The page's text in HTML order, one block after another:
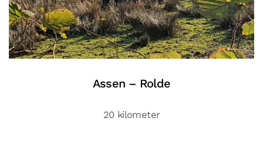
Assen – Rolde
20 kilometer